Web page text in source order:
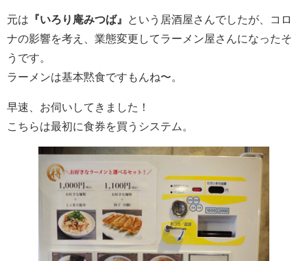
元は 『いろり庵みつば』
という居酒屋さんでしたが、コロ
ナの影響を考え、業態変更してラーメン屋さんになったそ
うです。
ラーメンは基本黙食ですもんね〜。
早速、お伺いしてきました！
こちらは最初に食券を買うシステム。